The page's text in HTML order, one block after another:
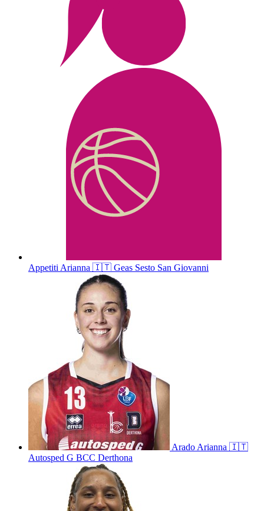
AppetitiArianna 🇮🇹 Geas Sesto San Giovanni
AradoArianna 🇮🇹
Autosped G BCC Derthona